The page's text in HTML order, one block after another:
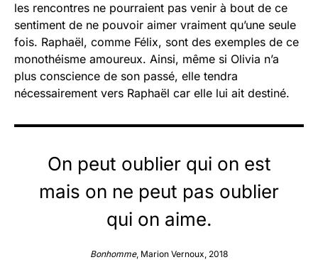
les rencontres ne pourraient pas venir à bout de ce
sentiment de ne pouvoir aimer vraiment qu’une seule
fois. Raphaël, comme Félix, sont des exemples de ce
monothéisme amoureux. Ainsi, même si Olivia n’a
plus conscience de son passé, elle tendra
nécessairement vers Raphaël car elle lui ait destiné.
On peut oublier qui on est
mais on ne peut pas oublier
qui on aime.
Bonhomme, Marion Vernoux, 2018